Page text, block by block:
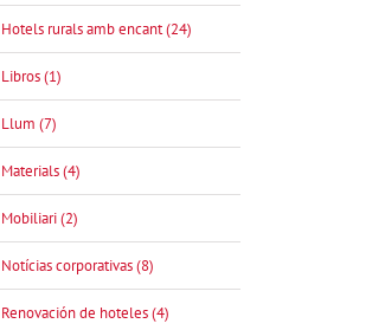
Hotels rurals amb encant (24)
Libros (1)
Llum (7)
Materials (4)
Mobiliari (2)
Notícias corporativas (8)
Renovación de hoteles (4)